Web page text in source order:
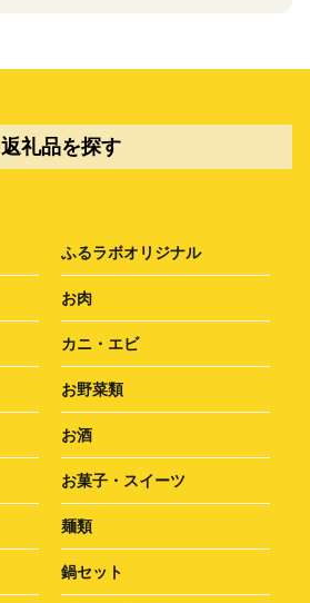
返礼品を探す
ふるラボオリジナル
お肉
カニ・エビ
お野菜類
お酒
お菓子・スイーツ
麺類
鍋セット